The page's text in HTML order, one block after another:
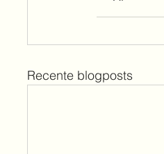
Recente blogposts